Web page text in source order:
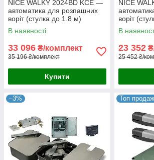
NICE WALKY 2024BD KCE —
автоматика для розпашних
воріт (стулка до 1.8 м)
В наявності
33 096 ₴/комплект
35 196 ₴/комплект
Купити
NICE
воріт
В
23 352
25 452 ₴/
–3% Топ